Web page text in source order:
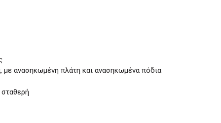
ανασηκωμένη πλάτη και ανασηκωμένα πόδια